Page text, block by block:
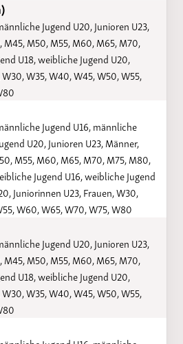
Jugend U20, Junioren U23,
M50, M55, M60, M65, M70,
U18, weibliche Jugend U20,
W35, W40, W45, W50, W55,
Jugend U16, männliche
U20, Junioren U23, Männer,
M55, M60, M65, M70, M75, M80,
Jugend U16, weibliche Jugend
Juniorinnen U23, Frauen, W30,
W60, W65, W70, W75, W80
Jugend U20, Junioren U23,
M50, M55, M60, M65, M70,
U18, weibliche Jugend U20,
W35, W40, W45, W50, W55,